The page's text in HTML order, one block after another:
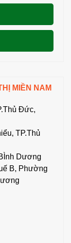
MIỀN NAM
Đức,
TP.Thủ
Dương
B, Phường